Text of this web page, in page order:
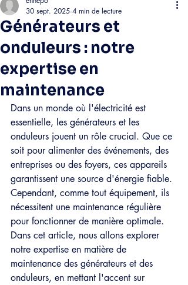
Générateurs et
onduleurs : notre
expertise en
maintenance
30 sept. 2025 4 min de lecture
Dans un monde où l'électricité est
essentielle, les générateurs et les
onduleurs jouent un rôle crucial. Que ce
soit pour alimenter des événements, des
entreprises ou des foyers, ces appareils
garantissent une source d'énergie fiable.
Cependant, comme tout équipement, ils
nécessitent une maintenance régulière
pour fonctionner de manière optimale.
Dans cet article, nous allons explorer
notre expertise en matière de
maintenance des générateurs et des
onduleurs, en mettant l'accent sur